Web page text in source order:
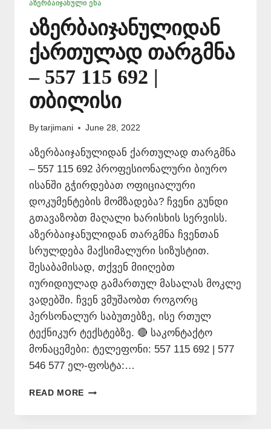
ᲐᲖᲔᲠᲑᲐᲘᲯᲐᲜᲣᲚᲘ ᲔᲜᲐ
აზერბაიჯანულიდან
ქართულად თარგმნა
– 557 115 692 |
თბილისი
By tarjimani June 28, 2022
აზერბაიჯანულიდან ქართულად თარგმნა
– 557 115 692 პროფესიონალური ბიურო
ისანში გჭირდებათ ოფიციალური
დოკუმენტების მომზადება? ჩვენი გუნდი
გთავაზობთ მაღალი ხარისხის სერვისს.
აზერბაიჯანულიდან თარგმნა ჩვენთან
სრულდება მაქსიმალური სიზუსტით.
შესაბამისად, თქვენ მიიღებთ
იურიდიულად გამართულ მასალას მოკლე
ვადებში. ჩვენ ვმუშაობთ როგორც
პერსონალურ საბუთებზე, ისე რთულ
ტექნიკურ ტექსტებზე. 🔴 საკონტაქტო
მონაცემები: ტელეფონი: 557 115 692 | 577
546 577 ელ-ფოსტა:…
READ MORE ᲐᲖᲔᲠᲑᲐᲘᲯᲐᲜᲣᲚᲘᲓᲐᲜ
ᲗᲐᲠᲒᲛᲜᲐ